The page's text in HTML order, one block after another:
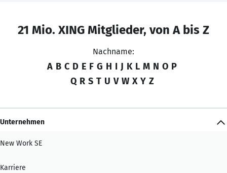
21 Mio. XING Mitglieder, von A bis Z
Nachname:
A B C D E F G H I J K L M N O P
Q R S T U V W X Y Z
Unternehmen
New Work SE
Karriere